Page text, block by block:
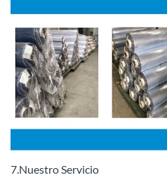
7.Nuestro Servicio